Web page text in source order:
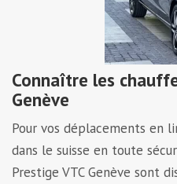
Connaître les
Genève
Pour vos déplacements en
dans le suisse en toute
Prestige VTC Genève sont